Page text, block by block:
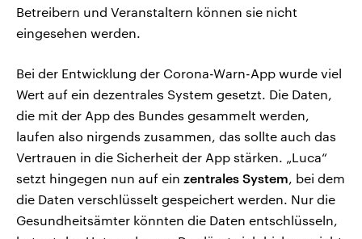
Betreibern und Veranstaltern können sie nicht
eingesehen werden.
Bei der Entwicklung der Corona-Warn-App wurde viel
Wert auf ein dezentrales System gesetzt. Die Daten,
die mit der App des Bundes gesammelt werden,
laufen also nirgends zusammen, das sollte auch das
Vertrauen in die Sicherheit der App stärken. „Luca“
setzt hingegen nun auf ein zentrales System, bei dem
die Daten verschlüsselt gespeichert werden. Nur die
Gesundheitsämter könnten die Daten entschlüsseln,